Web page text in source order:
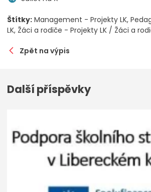
Štítky: Management - Projekty LK
LK Žáci a rodiče - Projekty LK / Žáci a
Zpět na výpis
Další příspěvky